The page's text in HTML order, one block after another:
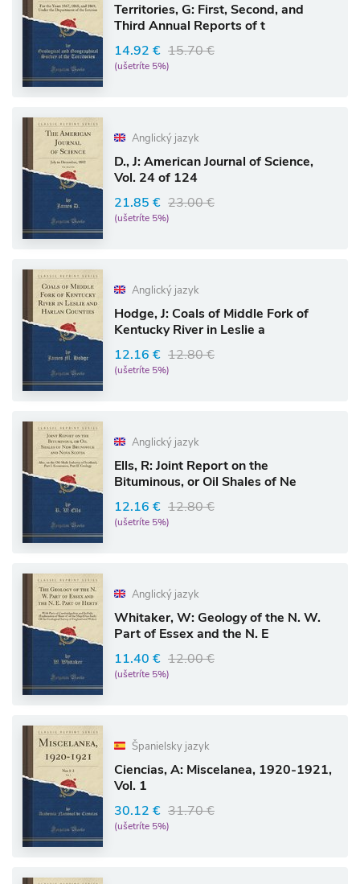
Territories, G: First, Second, and
Third Annual Reports of t
14.92 € 15.70 €
(ušetríte 5%)
Anglický jazyk
D., J: American Journal of Science,
Vol. 24 of 124
21.85 € 23.00 €
(ušetríte 5%)
Anglický jazyk
Hodge, J: Coals of Middle Fork of
Kentucky River in Leslie a
12.16 € 12.80 €
(ušetríte 5%)
Anglický jazyk
Ells, R: Joint Report on the
Bituminous, or Oil Shales of Ne
12.16 € 12.80 €
(ušetríte 5%)
Anglický jazyk
Whitaker, W: Geology of the N. W.
Part of Essex and the N. E
11.40 € 12.00 €
(ušetríte 5%)
Španielsky jazyk
Ciencias, A: Miscelanea, 1920-1921,
Vol. 1
30.12 € 31.70 €
(ušetríte 5%)